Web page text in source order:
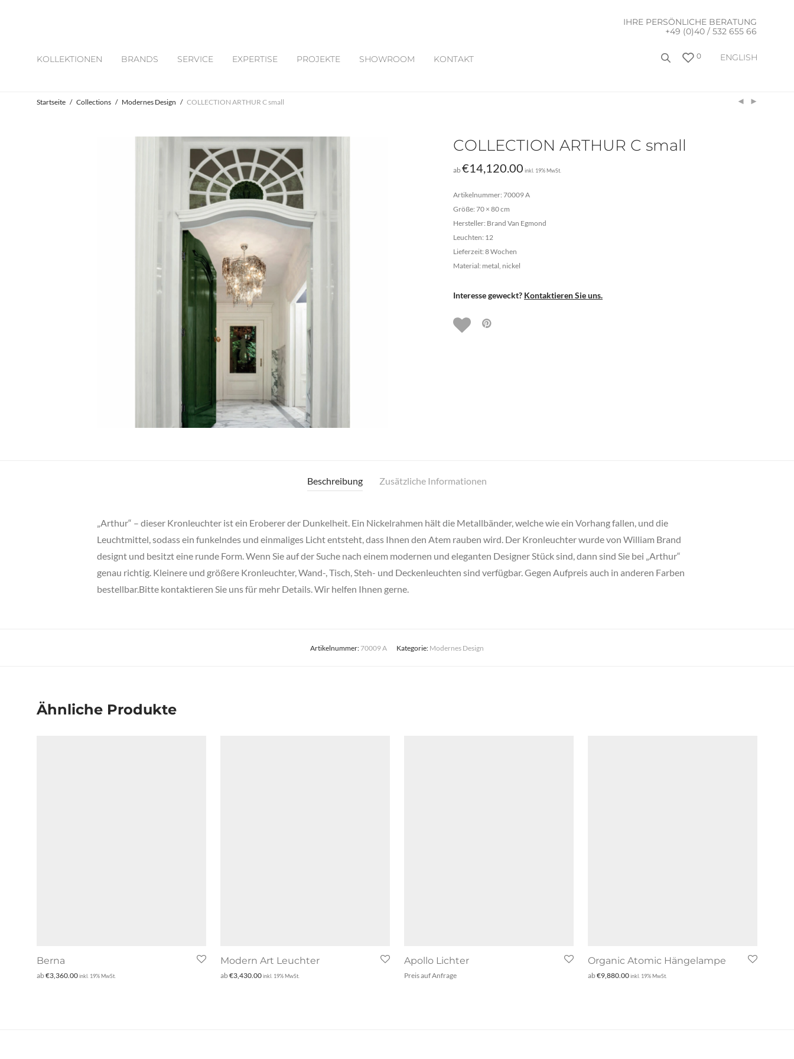
IHRE PERSÖNLICHE BERATUNG
+49 (0)40 / 532 655 66
KOLLEKTIONEN BRANDS SERVICE EXPERTISE PROJEKTE SHOWROOM KONTAKT ENGLISH
0
Startseite / Collections / Modernes Design / COLLECTION ARTHUR C small
COLLECTION ARTHUR C small
ab€14,120.00 inkl. 19% MwSt.
Artikelnummer: 70009 A
Größe: 70 × 80 cm
Hersteller: Brand Van Egmond
Leuchten: 12
Lieferzeit: 8 Wochen
Material: metal, nickel
Interesse geweckt? Kontaktieren Sie uns.
Beschreibung Zusätzliche Informationen
„Arthur“ – dieser Kronleuchter ist ein Eroberer der Dunkelheit. Ein Nickelrahmen hält die Metallbänder, welche wie ein Vorhang fallen, und die
Leuchtmittel, sodass ein funkelndes und einmaliges Licht entsteht, dass Ihnen den Atem rauben wird. Der Kronleuchter wurde von William Brand
designt und besitzt eine runde Form. Wenn Sie auf der Suche nach einem modernen und eleganten Designer Stück sind, dann sind Sie bei „Arthur“
genau richtig. Kleinere und größere Kronleuchter, Wand-, Tisch, Steh- und Deckenleuchten sind verfügbar. Gegen Aufpreis auch in anderen Farben
bestellbar.Bitte kontaktieren Sie uns für mehr Details. Wir helfen Ihnen gerne.
Artikelnummer:70009 A Kategorie: Modernes Design
Ähnliche Produkte
Berna
ab€3,360.00inkl. 19% MwSt.
Modern Art Leuchter
ab€3,430.00inkl. 19% MwSt.
Apollo Lichter
Preis auf Anfrage
Organic Atomic Hängelampe
ab€9,880.00inkl. 19% MwSt.